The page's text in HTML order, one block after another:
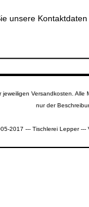
unsere
Versandkosten.
nur der
2017 --- Tischlerei Lepper